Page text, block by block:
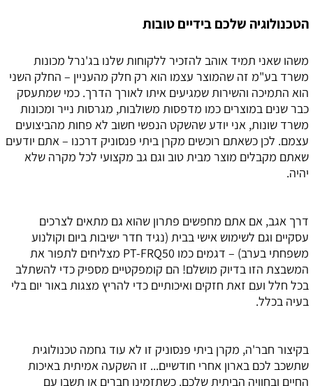
הטכנולוגיה שלכם בידיים טובות
משהו שאני תמיד אוהב להזכיר ללקוחות שלנו בג'נרל מכונות
משרד בע"מ זה שהמוצר עצמו הוא רק חלק מהעניין – החלק השני
הוא התמיכה והשירות שמגיעים איתו לאורך הדרך. כמי שמתעסק
כבר שנים במוצרים כמו מדפסות משולבות, מגרסות נייר ומכונות
משרד שונות, אני יודע שהשקט הנפשי חשוב לא פחות מהביצועים
עצמם. לכן כשאתם רוכשים מקרן ביתי פנסוניק דרכנו – אתם יודעים
שאתם מקבלים מוצר מבית טוב וגם גב מקצועי לכל מקרה שלא
יהיה.
דרך אגב, אם אתם מחפשים פתרון שהוא גם מתאים לצרכים
עסקיים וגם לשימוש אישי בבית (נגיד חדר ישיבות ביום וקולנוע
משפחתי בערב) – דגמים כמו PT-FRQ50 מצליחים לתפור את
המשבצת הזו בדיוק מושלם! הם קומפקטיים מספיק כדי להשתלב
בכל חלל ועם זאת חזקים ואיכותיים כדי להריץ מצגות באור יום בלי
בעיה בכלל.
בקיצור חבר'ה, מקרן ביתי פנסוניק זו לא עוד גחמה טכנולוגית
שתשכב לכם בארון אחרי חודשיים... זו השקעה אמיתית באיכות
החיים ובחוויה הביתית שלכם. כשתזמינו חברים או תשבו עם